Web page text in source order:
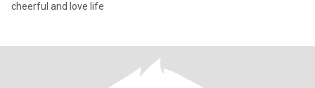
cheerful and love life